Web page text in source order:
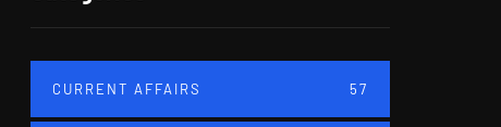
CURRENT AFFAIRS 57